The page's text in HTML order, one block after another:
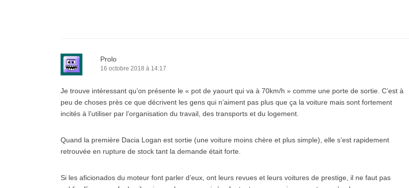
Prolo
16 octobre 2018 à 14:17
Je trouve intéressant qu’on présente le « pot de yaourt qui va à 70km/h » comme une porte de sortie. C’est à
peu de choses près ce que décrivent les gens qui n’aiment pas plus que ça la voiture mais sont fortement
incités à l’utiliser par l’organisation du travail, des transports et du logement.
Quand la première Dacia Logan est sortie (une voiture moins chère et plus simple), elle s’est rapidement
retrouvée en rupture de stock tant la demande était forte.
Si les aficionados du moteur font parler d’eux, ont leurs revues et leurs voitures de prestige, il ne faut pas